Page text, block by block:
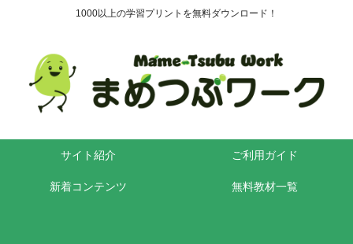
1000以上の学習プリントを無料ダウンロード！
サイト紹介 ご利用ガイド
新着コンテンツ 無料教材一覧